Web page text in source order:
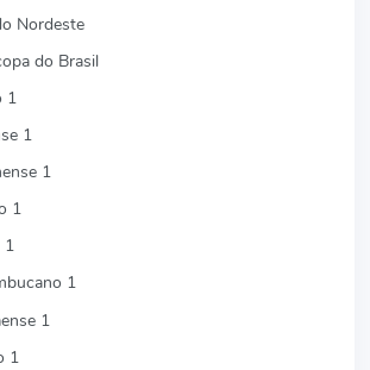
Nordeste
do Brasil
1
1
1
1
1
1
1
1